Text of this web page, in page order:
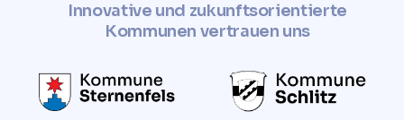
Innovative und zukunftsorientierte
Kommunen vertrauen uns